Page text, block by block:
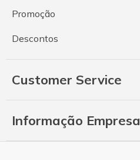
Promoção
Descontos
Customer Service
Informação Empresa